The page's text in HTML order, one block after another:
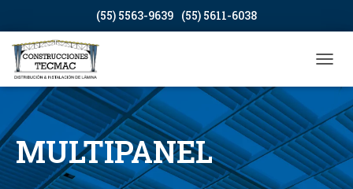
(55) 5563-9639 (55) 5611-6038
MULTIPANEL